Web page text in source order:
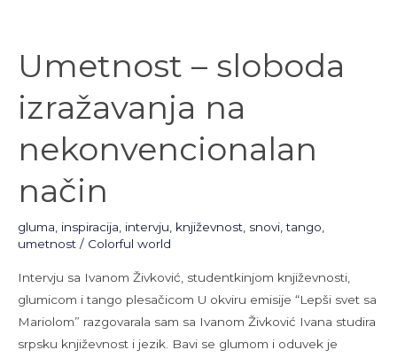
Umetnost – sloboda
izražavanja na
nekonvencionalan
način
gluma inspiracija intervju književnost snovi ,tango
umetnost / Colorful world
Intervju sa Ivanom Živković, studentkinjom književnosti,
glumicom i tango plesačicom U okviru emisije “Lepši svet sa
Mariolom” razgovarala sam sa Ivanom Živković Ivana studira
srpsku književnost i jezik. Bavi se glumom i oduvek je
–
sloboda
izražavanja
nekonvencionalan